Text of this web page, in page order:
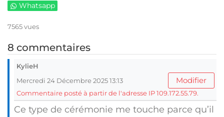
Whatsapp
7565 vues
8 commentaires
KylieH
Mercredi 24 Décembre 2025 13:13
Modifier
Commentaire posté à partir de l'adresse IP 109.172.55.79.
Ce type de cérémonie me touche parce qu’il